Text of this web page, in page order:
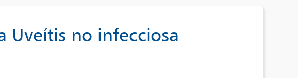
Uveítis no infecciosa